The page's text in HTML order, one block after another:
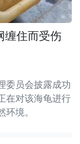
缠住而受伤
委员会披露成功
在对该海龟进行
境。